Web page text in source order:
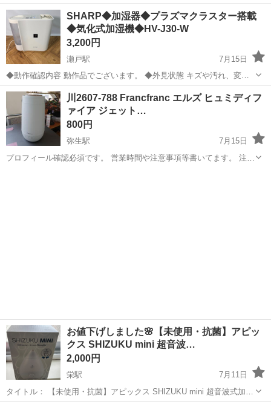
和室)：12 畳 適用畳数(プレハブ洋室)：19 畳 タンク容量：6.3 L 幅x高
さx奥行：375x375x210 mm 重量：5.1 kg ※詳し...
岡山 赤磐市 季節、空調家電 Dainichi
SHARP◆加湿器◆プラズマクラスター搭載
◆気化式加湿機◆HV-J30-W
3,200円
瀬戸駅
7月15日
◆動作確認内容 動作品でございます。 ◆外見状態 キズや汚れ、変色
がございます。 画像にてご判断くださいませ。
岡山 赤磐市 瀬戸駅 季節、空調家電
プラズマクラスター
川2607-788 Francfranc エルズ ヒュミディフ
ァイア ジェット…
800円
弥生駅
7月15日
プロフィール確認必須です。 営業時間や注意事項等書いてます。 注意
お値下げしました🌸【未使用・抗菌】アピッ
クス SHIZUKU mini 超音波…
2,000円
栄駅
7月11日
タイトル： 【未使用・抗菌】アピックス SHIZUKU mini 超音波式加湿